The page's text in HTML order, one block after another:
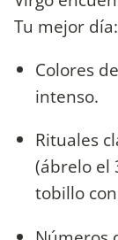
Tu mejor
Colores
intenso.
Rituales
(ábrelo el
tobillo